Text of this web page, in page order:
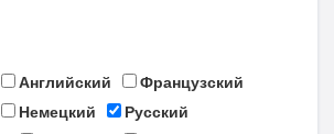
Английский
Французский
Немецкий
Русский